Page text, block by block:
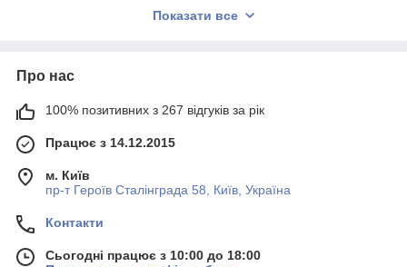
шнурками, позбавляючи від не потрібних нахилів, присідань,
тканинними шнурками. Закріпивши шнурки один раз, зручно і
рухом. Будьте яскравими і стильними, відчувайте себе чудово
момент шнурок раптом розв'яжеться.
Показати все
Про нас
100% позитивних з 267 відгуків за рік
Працює з 14.12.2015
м. Київ
пр-т Героїв Сталінграда 58, Київ, Україна
Контакти
Сьогодні працює з 10:00 до 18:00